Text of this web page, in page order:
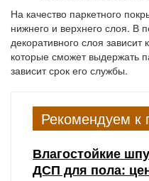
На качество паркетного
нижнего и верхнего слоя. В
декоративного слоя
которые сможет выдержать
зависит срок его службы.
Рекомендуем к
Влагостойкие
ДСП для пола: